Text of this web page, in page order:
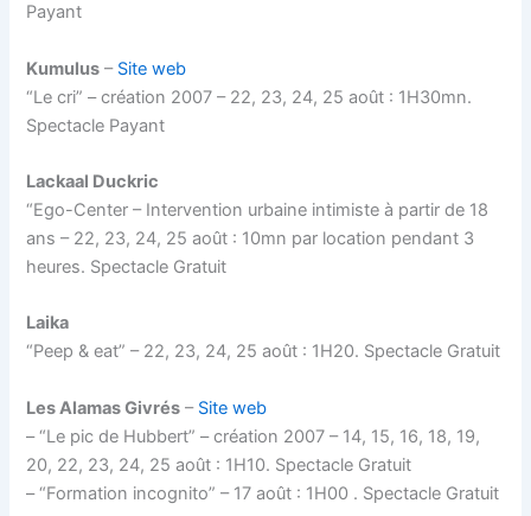
Payant
Kumulus – Site web
“Le cri” – création 2007 – 22, 23, 24, 25 août : 1H30mn.
Spectacle Payant
Lackaal Duckric
“Ego-Center – Intervention urbaine intimiste à partir de 18
ans – 22, 23, 24, 25 août : 10mn par location pendant 3
heures. Spectacle Gratuit
Laika
“Peep & eat” – 22, 23, 24, 25 août : 1H20. Spectacle Gratuit
Les Alamas Givrés – Site web
– “Le pic de Hubbert” – création 2007 – 14, 15, 16, 18, 19,
20, 22, 23, 24, 25 août : 1H10. Spectacle Gratuit
– “Formation incognito” – 17 août : 1H00 . Spectacle Gratuit